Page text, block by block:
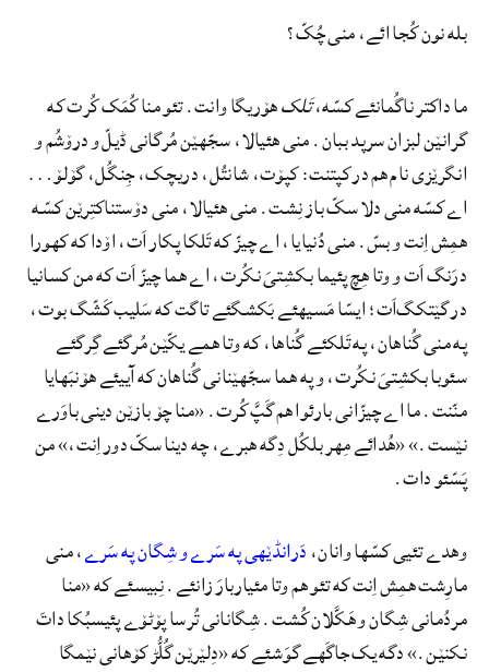
بله نون کُجا ائے، منی چُکّ؟
ما داکتر ناگُمانئے کسّه،تَلکهۆریگا وانت. تئو منا کُمَک کُرت که
گرانێن لبزان سرپد ببان. منی هئیالا، سجّهێن مُرگانی ڈیلّ و درۆشُم و
انگرێزی نام هم در کپتنت: کپۆت، شانتُل، دریچک، جِنگُل، گۆلۆ…
اے کسّه منی دلا سکّ باز نِشت. منی هئیالا، منی دۆستناکتِرێن کسّه
همِش اِنت و بسّ. منی دُنیایا، اے چیزّ که تَلکا پکار اَت، اۆدا که کهورا
درَنگ اَت و وتا هِچ پئیما بکشِتیَ نکُرت، اے هما چیزّ اَت که من کسانیا
در گێتکگ‌اَت؛ ایسّا مَسیهئے بَکشگئے تاگت که سَلیب کَشّگ بوت،
په منی گُناهان، په تَلکئے گُناها، که وتا همے یکّێن مُرگئے گِرگئے
سئوبا بکشِتیَ نکُرت، و په هما سجّهێنانی گُناهان که آییئے هۆنبَهایا
منّنت. ما اے چیزّانی بارئوا هم گَپَّ کُرت. «منا چۆ بازێن دینی باوَرے
نێست.» «هُدائے مِهر بلکُل دِگه هبرے، چه دینا سکّ دور اِنت،» من
پَسّئو دات.
وهدے تئیی کسّها وانان،دَرانڈێهی په سَرے و شِگان په سَرے، منی
مارِشت همِش اِنت که تئو هم وتا مئیاربارَ زانئے. نِبیسئے که «منا
مردُمانی شِگان و هَکَّلان کُشت. شِگانانی تُرسا پۆٹۆے پئیسبُکا داتَ
نکنێن.» دگه یک جاگَهے گوَشئے که «دِلێرێن گُلُّڑ کۆهانی نێمگا